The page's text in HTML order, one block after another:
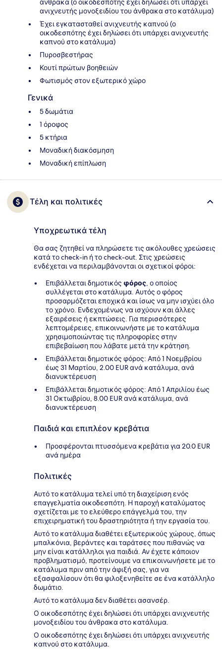
άνθρακα (ο οικοδεσπότης έχει δηλώσει ότι υπάρχει
ανιχνευτής μονοξειδίου του άνθρακα στο κατάλυμα)
Έχει εγκατασταθεί ανιχνευτής καπνού (ο
οικοδεσπότης έχει δηλώσει ότι υπάρχει ανιχνευτής
καπνού στο κατάλυμα)
Πυροσβεστήρας
Κουτί πρώτων βοηθειών
Φωτισμός στον εξωτερικό χώρο
Γενικά
5 δωμάτια
1 όροφος
5 κτήρια
Μοναδική διακόσμηση
Μοναδική επίπλωση
Τέλη και πολιτικές
Υποχρεωτικά τέλη
Θα σας ζητηθεί να πληρώσετε τις ακόλουθες χρεώσεις
κατά το check-in ή το check-out. Στις χρεώσεις
ενδέχεται να περιλαμβάνονται οι σχετικοί φόροι:
Επιβάλλεται δημοτικός φόρος, ο οποίος
συλλέγεται στο κατάλυμα. Αυτός ο φόρος
προσαρμόζεται εποχικά και ίσως να μην ισχύει όλο
το χρόνο. Ενδεχομένως να ισχύουν και άλλες
εξαιρέσεις ή εκπτώσεις. Για περισσότερες
λεπτομέρειες, επικοινωνήστε με το κατάλυμα
χρησιμοποιώντας τις πληροφορίες στην
επιβεβαίωση που λάβατε μετά την κράτηση.
Επιβάλλεται δημοτικός φόρος: Από 1 Νοεμβρίου
έως 31 Μαρτίου, 2.00 EUR ανά κατάλυμα, ανά
διανυκτέρευση
Επιβάλλεται δημοτικός φόρος: Από 1 Απριλίου έως
31 Οκτωβρίου, 8.00 EUR ανά κατάλυμα, ανά
διανυκτέρευση
Παιδιά και επιπλέον κρεβάτια
Προσφέρονται πτυσσόμενα κρεβάτια για 20.0 EUR
ανά ημέρα
Πολιτικές
Αυτό το κατάλυμα τελεί υπό τη διαχείριση ενός
επαγγελματία οικοδεσπότη. Η παροχή καταλύματος
σχετίζεται με το ελεύθερο επάγγελμά του, την
επιχειρηματική του δραστηριότητα ή την εργασία του.
Αυτό το κατάλυμα διαθέτει εξωτερικούς χώρους, όπως
μπαλκόνια, βεράντες και ταράτσες που πιθανώς να
μην είναι κατάλληλοι για παιδιά. Αν έχετε κάποιον
προβληματισμό, προτείνουμε να επικοινωνήσετε με το
κατάλυμα πριν από την άφιξή σας, για να
εξασφαλίσουν ότι θα φιλοξενηθείτε σε ένα κατάλληλο
δωμάτιο.
Αυτό το κατάλυμα δεν διαθέτει ασανσέρ.
Ο οικοδεσπότης έχει δηλώσει ότι υπάρχει ανιχνευτής
μονοξειδίου του άνθρακα στο κατάλυμα.
Ο οικοδεσπότης έχει δηλώσει ότι υπάρχει ανιχνευτής
καπνού στο κατάλυμα.